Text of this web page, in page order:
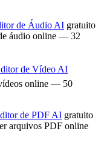
de Áudio AI gratuito
áudio online — 32
de Vídeo AI
online — 50
de PDF AI gratuito
arquivos PDF online